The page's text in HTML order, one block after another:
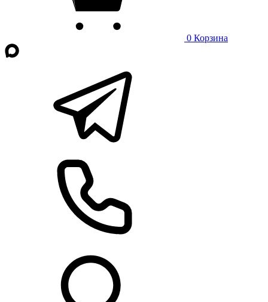
0 Корзина